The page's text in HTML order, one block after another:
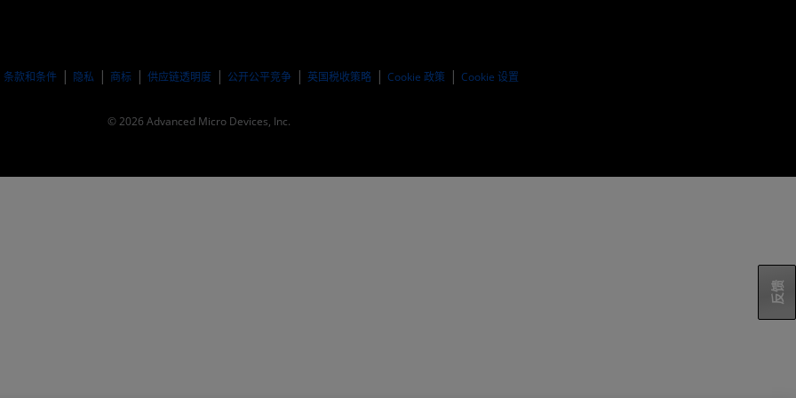
​条款和条件 隐私 商标 供应链透明度 公开公平竞争 英国税收策略 Cookie 政策 Cookie 设置
© 2026 Advanced Micro Devices, Inc.
反馈